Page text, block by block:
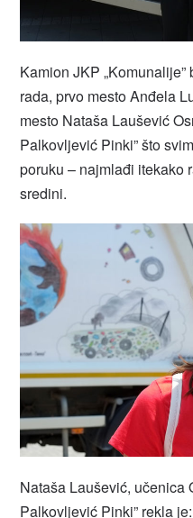
Kamion JKP
rada, prvo mesto Anđela
mesto Nataša Laušević
Palkovljević Pinki” što
poruku – najmlađi itekako
sredini.
Nataša Laušević, učenica
Palkovljević Pinki” rekla